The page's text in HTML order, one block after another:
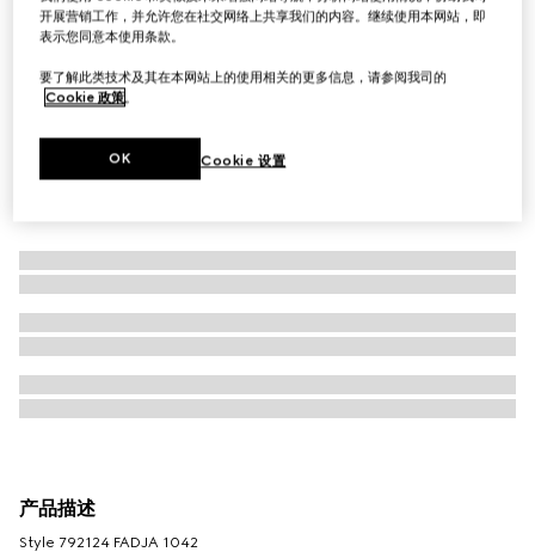
£1,290
产品描述
Style ‎792124 FADJA 1042
开展营销工作，并允许您在社交网络上共享我们的内容。继续使用本网站，即
表示您同意本使用条款。
要了解此类技术及其在本网站上的使用相关的更多信息，请参阅我司的
Cookie 政策。
Cookie 设置
OK